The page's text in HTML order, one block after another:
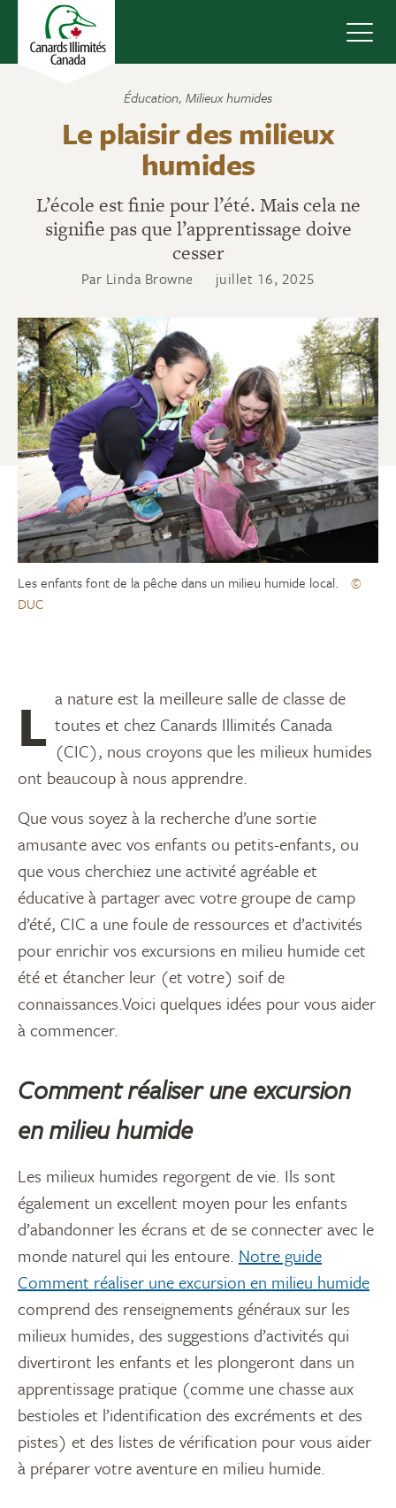
Éducation, Milieux humides
Le plaisir des milieux
humides
L’école est finie pour l’été. Mais cela ne
signifie pas que l’apprentissage doive
cesser
Par Linda Browne juillet 16, 2025
Les enfants font de la pêche dans un milieu humide local.
©
DUC
La nature est la meilleure salle de classe de toutes et chez Canards Illimités Canada
(CIC), nous croyons que les milieux humides
ont beaucoup à nous apprendre.
Que vous soyez à la recherche d’une sortie
amusante avec vos enfants ou petits-enfants, ou
que vous cherchiez une activité agréable et
éducative à partager avec votre groupe de camp
d’été, CIC a une foule de ressources et d’activités
pour enrichir vos excursions en milieu humide cet
été et étancher leur (et votre) soif de
connaissances.Voici quelques idées pour vous aider
à commencer.
Comment réaliser une excursion
en milieu humide
Les milieux humides regorgent de vie. Ils sont
également un excellent moyen pour les enfants
d’abandonner les écrans et de se connecter avec le
monde naturel qui les entoure. Notre guide
Comment réaliser une excursion en milieu humide
comprend des renseignements généraux sur les
milieux humides, des suggestions d’activités qui
divertiront les enfants et les plongeront dans un
apprentissage pratique (comme une chasse aux
bestioles et l’identification des excréments et des
pistes) et des listes de vérification pour vous aider
à préparer votre aventure en milieu humide.